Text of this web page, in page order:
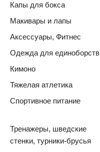
Капы для бокса
Макивары и лапы
Аксессуары, Фитнес
Одежда для единоборств
Кимоно
Тяжелая атлетика
Спортивное питание
Тренажеры, шведские
стенки, турники-брусья